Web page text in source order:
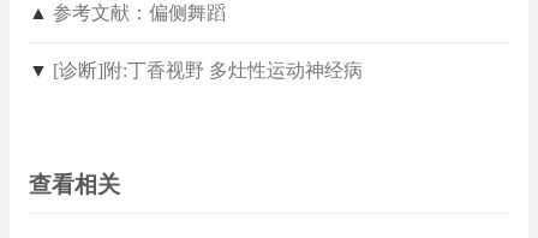
▲ 参考文献：偏侧舞蹈
▼ [诊断]附:丁香视野 多灶性运动神经病
查看相关